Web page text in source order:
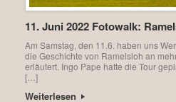
11. Juni 2022 Fotowalk:
Am Samstag, den 11.6. haben uns
die Geschichte von Ramelsloh an
erläutert. Ingo Pape hatte die Tour
[…]
Weiterlesen